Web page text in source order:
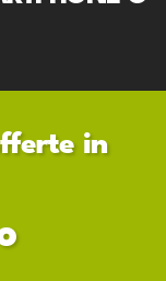
in